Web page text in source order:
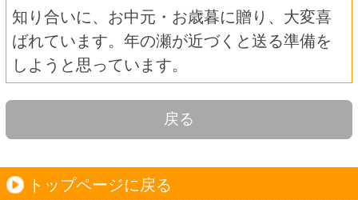
夏ギフト
お酒
サワーお好みセット
迷った場合はこちらのおすすめセット
カップ麺お好みセット
ご自由に選べる12個セット
迷った場合はこちらのおすすめセット